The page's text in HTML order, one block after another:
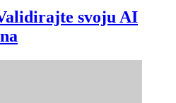
svoju AI